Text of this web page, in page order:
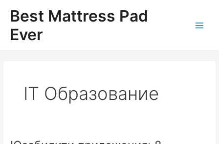
Best Mattress Pad
Ever
IT Образование